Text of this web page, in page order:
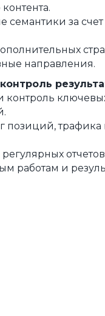
семантики за
направления.
контроль
позиций,
работам и